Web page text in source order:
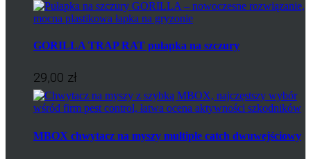
GORILLA TRAP RAT pułapka na szczury
29,00 zł
MBOX chwytacz na myszy multiple catch dwuwejściowy